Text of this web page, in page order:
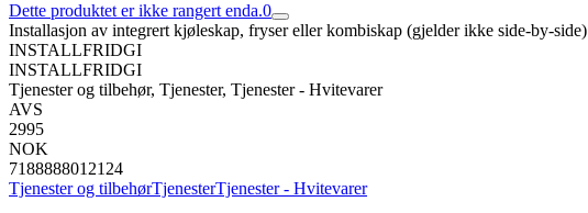
Dette produktet er ikke rangert enda.0
Installasjon av integrert kjøleskap, fryser eller kombiskap (gjelder ikke side-by-side)
INSTALLFRIDGI
INSTALLFRIDGI
Tjenester og tilbehør, Tjenester, Tjenester - Hvitevarer
AVS
2995
NOK
7188888012124
Tjenester og tilbehørTjenesterTjenester - Hvitevarer